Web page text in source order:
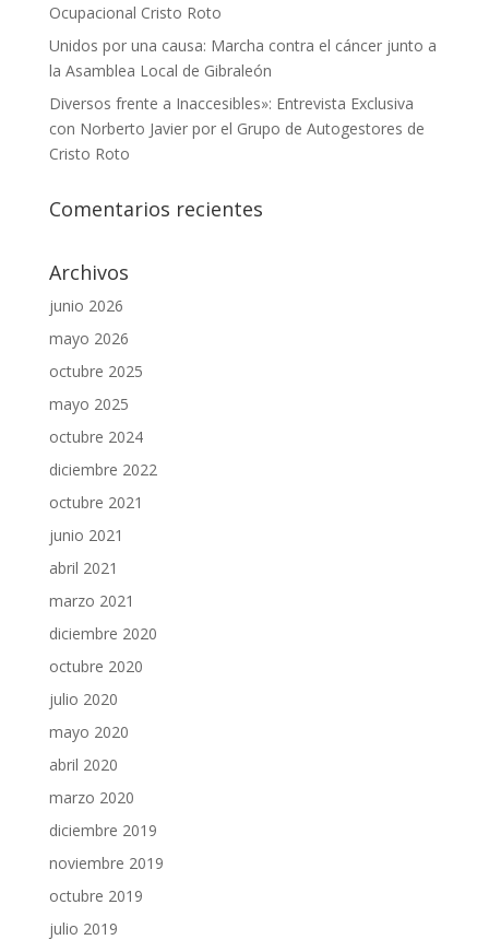
Ocupacional Cristo Roto
Unidos por una causa: Marcha contra el cáncer junto a
la Asamblea Local de Gibraleón
Diversos frente a Inaccesibles»: Entrevista Exclusiva
con Norberto Javier por el Grupo de Autogestores de
Cristo Roto
Comentarios recientes
Archivos
junio 2026
mayo 2026
octubre 2025
mayo 2025
octubre 2024
diciembre 2022
octubre 2021
junio 2021
abril 2021
marzo 2021
diciembre 2020
octubre 2020
julio 2020
mayo 2020
abril 2020
marzo 2020
diciembre 2019
noviembre 2019
octubre 2019
julio 2019